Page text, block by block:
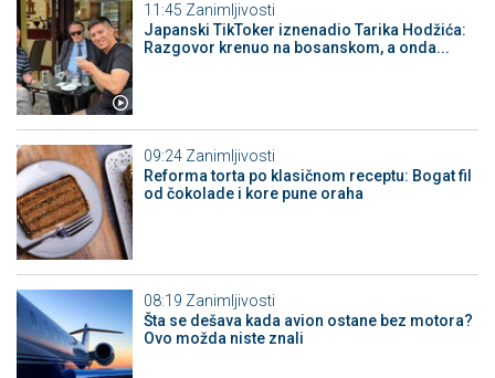
11:45 Zanimljivosti
Japanski TikToker iznenadio Tarika Hodžića:
Razgovor krenuo na bosanskom, a onda...
09:24 Zanimljivosti
Reforma torta po klasičnom receptu: Bogat fil
od čokolade i kore pune oraha
08:19 Zanimljivosti
Šta se dešava kada avion ostane bez motora?
Ovo možda niste znali